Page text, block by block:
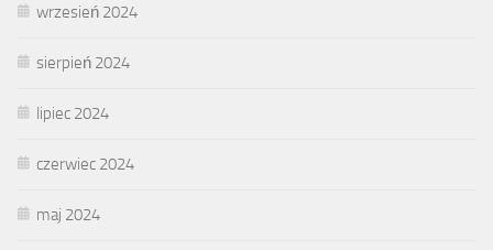
wrzesień 2024
sierpień 2024
lipiec 2024
czerwiec 2024
maj 2024